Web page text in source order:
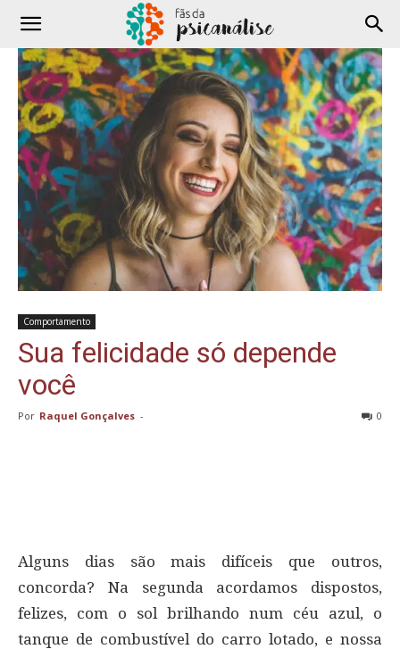
Comportamento
Sua felicidade só depende
você
Por Raquel Gonçalves - 0
Alguns dias são mais difíceis que outros,
concorda? Na segunda acordamos dispostos,
felizes, com o sol brilhando num céu azul, o
tanque de combustível do carro lotado, e nossa